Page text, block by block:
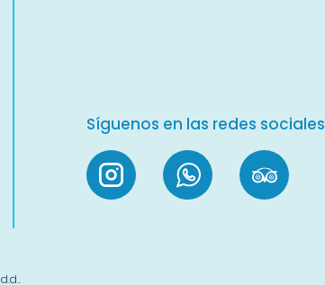
Síguenos en las redes sociales